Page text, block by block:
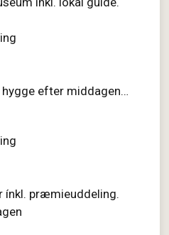
efter middagen…
ínkl. præmieuddeling.